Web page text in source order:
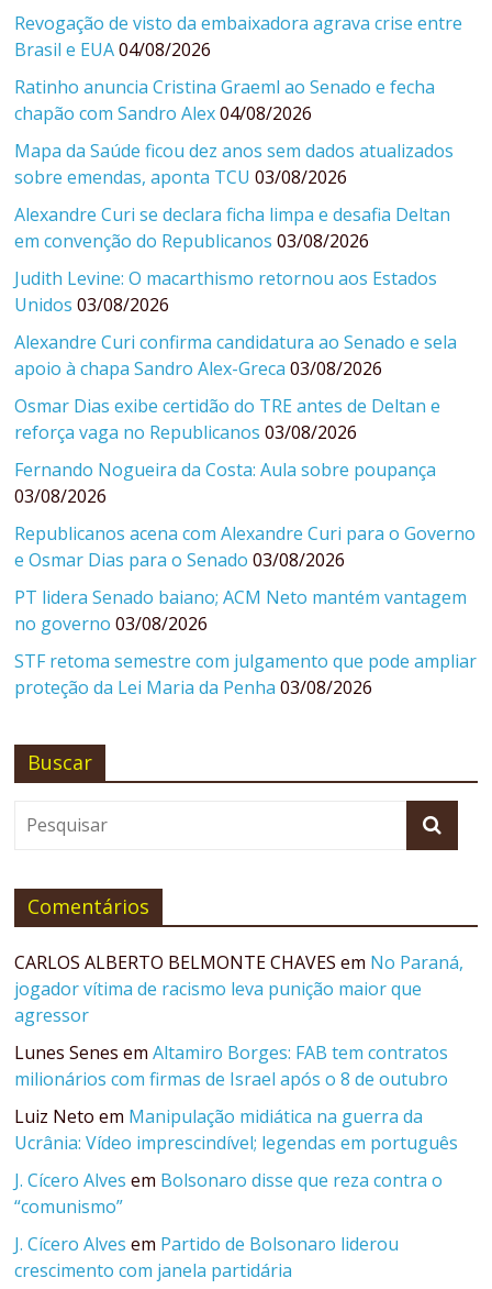
Revogação de visto da embaixadora agrava crise entre
Brasil e EUA 04/08/2026
Ratinho anuncia Cristina Graeml ao Senado e fecha
chapão com Sandro Alex 04/08/2026
Mapa da Saúde ficou dez anos sem dados atualizados
sobre emendas, aponta TCU 03/08/2026
Alexandre Curi se declara ficha limpa e desafia Deltan
em convenção do Republicanos 03/08/2026
Judith Levine: O macarthismo retornou aos Estados
Unidos 03/08/2026
Alexandre Curi confirma candidatura ao Senado e sela
apoio à chapa Sandro Alex-Greca 03/08/2026
Osmar Dias exibe certidão do TRE antes de Deltan e
reforça vaga no Republicanos 03/08/2026
Fernando Nogueira da Costa: Aula sobre poupança
03/08/2026
Republicanos acena com Alexandre Curi para o Governo
e Osmar Dias para o Senado 03/08/2026
PT lidera Senado baiano; ACM Neto mantém vantagem
no governo 03/08/2026
STF retoma semestre com julgamento que pode ampliar
proteção da Lei Maria da Penha 03/08/2026
Buscar
Comentários
CARLOS ALBERTO BELMONTE CHAVES em No Paraná,
jogador vítima de racismo leva punição maior que
agressor
Lunes Senes emAltamiro Borges: FAB tem contratos
milionários com firmas de Israel após o 8 de outubro
Luiz Neto em Manipulação midiática na guerra da
Ucrânia: Vídeo imprescindível; legendas em português
J. Cícero Alves em Bolsonaro disse que reza contra o
“comunismo”
J. Cícero Alves em Partido de Bolsonaro liderou
crescimento com janela partidária